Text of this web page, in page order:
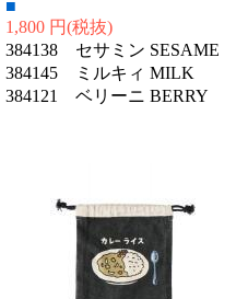
■
1,800 円(税抜)
384138 セサミン SESAME
384145 ミルキィ MILK
384121 ベリーニ BERRY